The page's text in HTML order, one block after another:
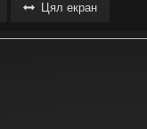
Цял екран